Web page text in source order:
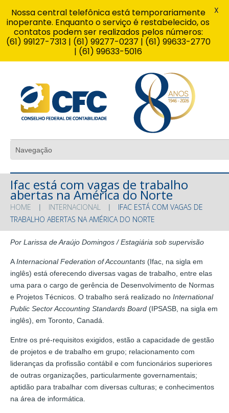
Ifac está com vagas de trabalho
abertas na América do Norte
HOME INTERNACIONAL
IFAC ESTÁ COM VAGAS DE
TRABALHO ABERTAS NA AMÉRICA DO NORTE
Por Larissa de Araújo Domingos / Estagiária sob supervisão
AInternacional Federation of Accountants (Ifac, na sigla em
inglês) está oferecendo diversas vagas de trabalho, entre elas
uma para o cargo de gerência de Desenvolvimento de Normas
e Projetos Técnicos. O trabalho será realizado no International
Public Sector Accounting Standards Board (IPSASB, na sigla em
inglês), em Toronto, Canadá.
Entre os pré-requisitos exigidos, estão a capacidade de gestão
de projetos e de trabalho em grupo; relacionamento com
lideranças da profissão contábil e com funcionários superiores
de outras organizações, particularmente governamentais;
aptidão para trabalhar com diversas culturas; e conhecimentos
na área de informática.
Nossa central telefônica está temporariamente
inoperante. Enquanto o serviço é restabelecido, os
contatos podem ser realizados pelos números:
(61) 99127-7313 | (61) 99277-0237 | (61) 99633-2770
| (61) 99633-5016
X